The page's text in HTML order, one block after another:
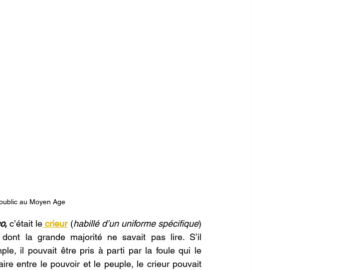
au Moyen Age
c’était le crieur (habillé d’un uniforme spécifique)
la grande majorité ne savait pas lire. S’il
il pouvait être pris à parti par la foule qui le
entre le pouvoir et le peuple, le crieur pouvait